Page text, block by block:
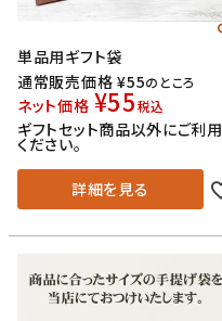
単品用ギフト袋
通常販売価格 ¥55のところ
ネット価格 ¥55税込
ギフトセット商品以外にご利用
ください。
詳細を見る